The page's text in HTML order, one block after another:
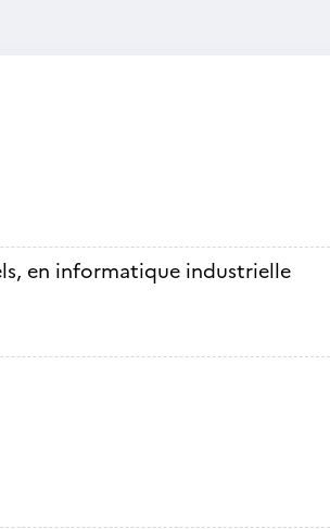
en informatique industrielle